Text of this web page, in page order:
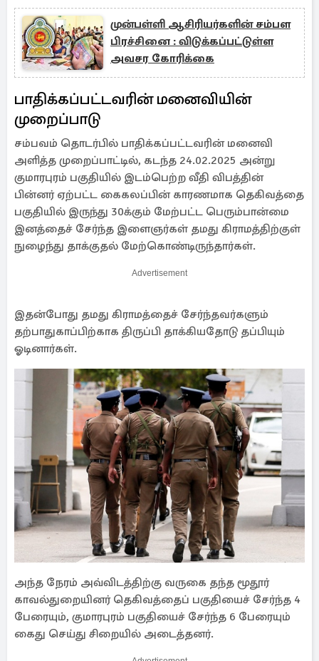
முன்பள்ளி ஆசிரியர்களின் சம்பள
பிரச்சினை : விடுக்கப்பட்டுள்ள
அவசர கோரிக்கை
பாதிக்கப்பட்டவரின் மனைவியின்
முறைப்பாடு
சம்பவம் தொடர்பில் பாதிக்கப்பட்டவரின் மனைவி
அளித்த முறைப்பாட்டில், கடந்த 24.02.2025 அன்று
குமாரபுரம் பகுதியில் இடம்பெற்ற வீதி விபத்தின்
பின்னர் ஏற்பட்ட கைகலப்பின் காரணமாக தெகிவத்தை
பகுதியில் இருந்து 30க்கும் மேற்பட்ட பெரும்பான்மை
இனத்தைச் சேர்ந்த இளைஞர்கள் தமது கிராமத்திற்குள்
நுழைந்து தாக்குதல் மேற்கொண்டிருந்தார்கள்.
Advertisement
இதன்போது தமது கிராமத்தைச் சேர்ந்தவர்களும்
தற்பாதுகாப்பிற்காக திருப்பி தாக்கியதோடு தப்பியும்
ஓடினார்கள்.
அந்த நேரம் அவ்விடத்திற்கு வருகை தந்த மூதூர்
காவல்துறையினர் தெகிவத்தைப் பகுதியைச் சேர்ந்த 4
பேரையும், குமாரபுரம் பகுதியைச் சேர்ந்த 6 பேரையும்
கைது செய்து சிறையில் அடைத்தனர்.